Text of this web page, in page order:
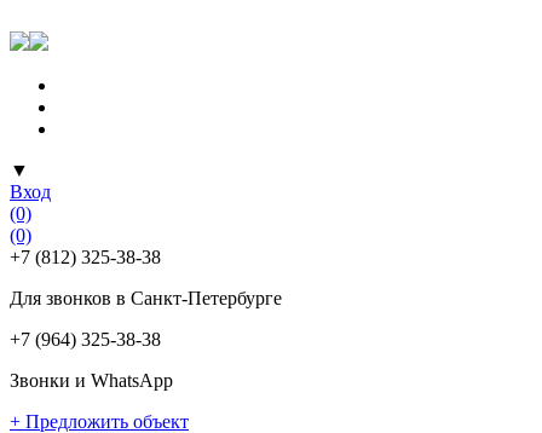
▼
Вход
(0)
(0)
+7 (812) 325-38-38
Для звонков в Санкт-Петербурге
+7 (964) 325-38-38
Звонки и WhatsApp
+ Предложить объект